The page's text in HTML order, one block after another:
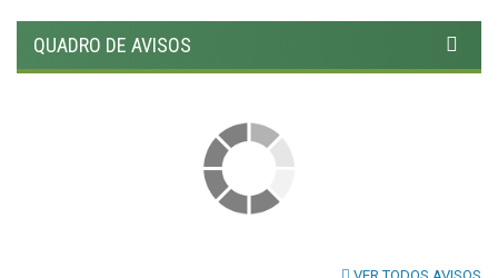
QUADRO DE AVISOS